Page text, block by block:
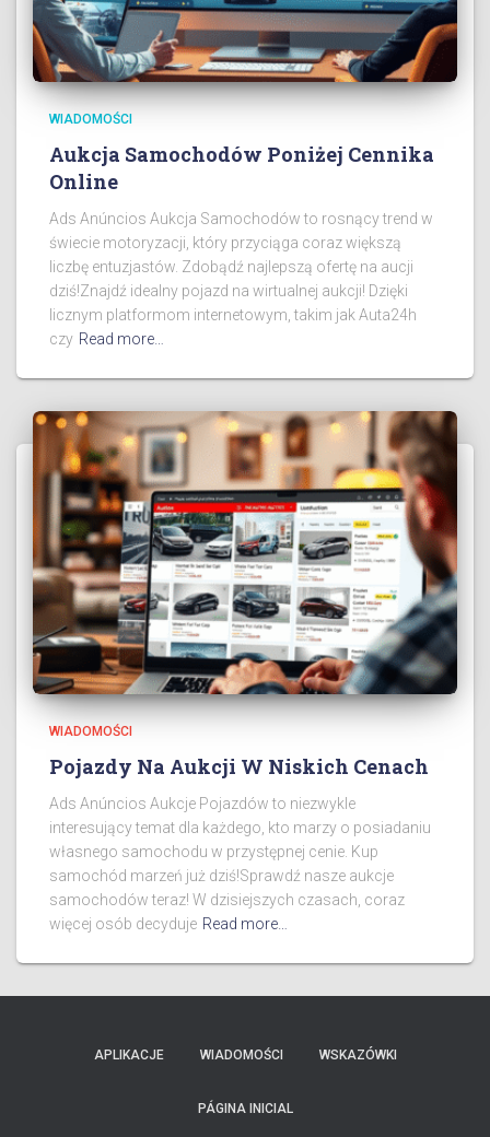
WIADOMOŚCI
Aukcja Samochodów Poniżej Cennika
Online
Ads Anúncios Aukcja Samochodów to rosnący trend w
świecie motoryzacji, który przyciąga coraz większą
liczbę entuzjastów. Zdobądź najlepszą ofertę na aucji
dziś!Znajdź idealny pojazd na wirtualnej aukcji! Dzięki
licznym platformom internetowym, takim jak Auta24h
czy Read more…
WIADOMOŚCI
Pojazdy Na Aukcji W Niskich Cenach
Ads Anúncios Aukcje Pojazdów to niezwykle
interesujący temat dla każdego, kto marzy o posiadaniu
własnego samochodu w przystępnej cenie. Kup
samochód marzeń już dziś!Sprawdź nasze aukcje
samochodów teraz! W dzisiejszych czasach, coraz
więcej osób decyduje Read more…
APLIKACJE WIADOMOŚCI WSKAZÓWKI
PÁGINA INICIAL